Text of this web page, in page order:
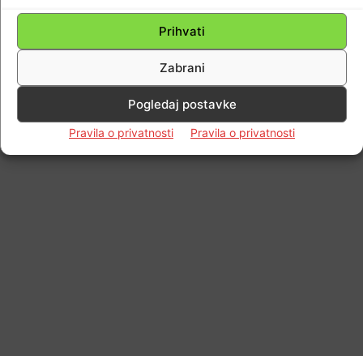
Prihvati
Zabrani
Pogledaj postavke
Pravila o privatnosti Pravila o privatnosti